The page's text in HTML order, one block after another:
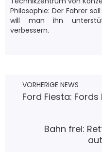
Philosophie: Der Fahrer
will man ihn
verbessern.
VORHERIGE NEWS
Ford Fiesta:
Bahn frei: